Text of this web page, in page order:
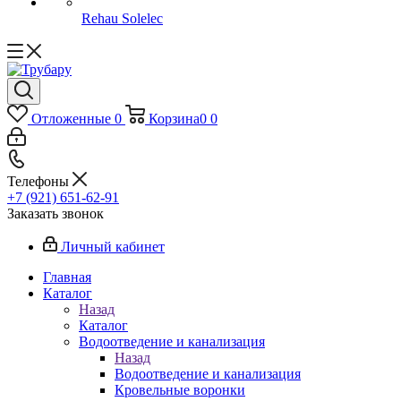
Rehau Solelec
Отложенные 0 Корзина0 0
Телефоны
+7 (921) 651-62-91
Заказать звонок
Личный кабинет
Главная
Каталог
Назад
Каталог
Водоотведение и канализация
Назад
Водоотведение и канализация
Кровельные воронки